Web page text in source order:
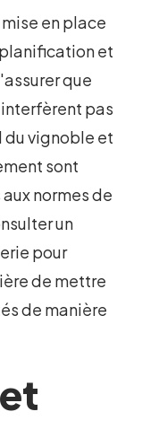
en place
et
que
pas
du vignoble et
sont
normes de
un
pour
de mettre
de manière